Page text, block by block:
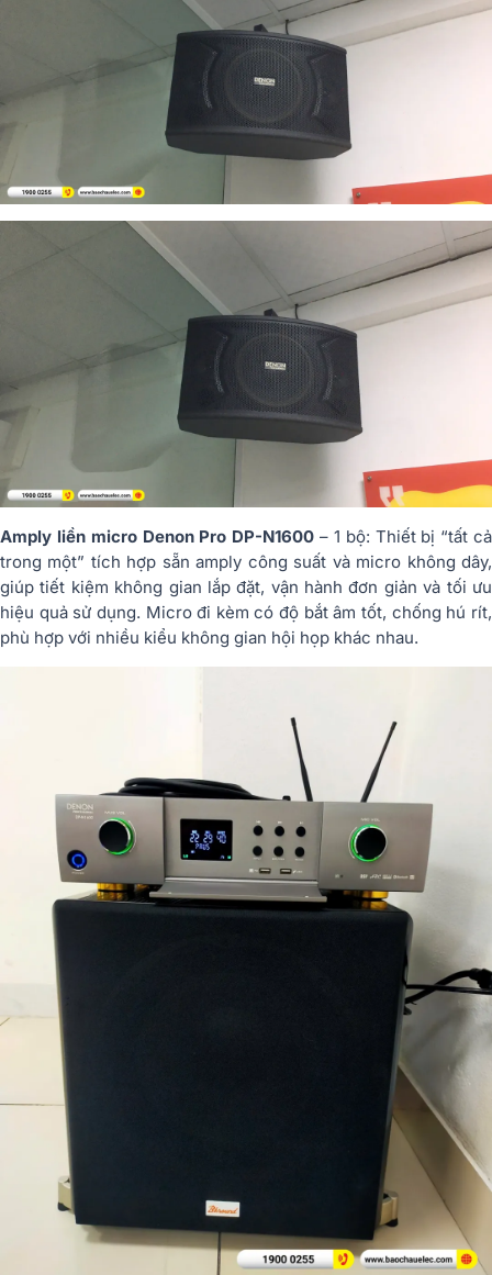
Amply liền micro Denon Pro DP-N1600 – 1 bộ: Thiết bị “tất cả
trong một” tích hợp sẵn amply công suất và micro không dây,
giúp tiết kiệm không gian lắp đặt, vận hành đơn giản và tối ưu
hiệu quả sử dụng. Micro đi kèm có độ bắt âm tốt, chống hú rít,
phù hợp với nhiều kiểu không gian hội họp khác nhau.